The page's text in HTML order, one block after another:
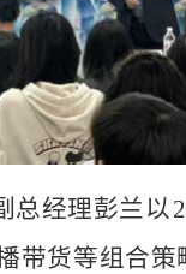
总经理彭兰以
带货等组合